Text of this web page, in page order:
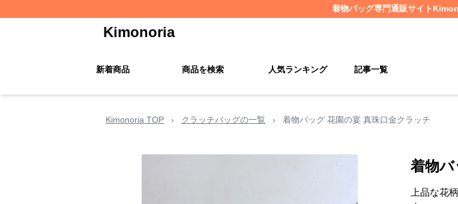
着物バッグ専門通販サイト
Kimonoria
新着商品 商品を検索 人気ランキング 記事一覧
Kimonoria TOP › クラッチバッグの一覧 › 着物バッグ 花園の宴 真珠口金クラッチ
着物
上品な花